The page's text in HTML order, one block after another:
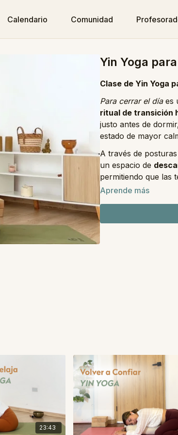
Calendario Comunidad
Yin Yoga
Clase de Yin Yoga
Para cerrar el díaes
ritual de transición
justo antes de
estado de mayor
A través de
un espacio de
permitiendo que las
poco a poco. La
Preguntas de
¿Qué necesito soltar
¿Qué puedo
¿Cómo cambia mi
Aprende más
23:43